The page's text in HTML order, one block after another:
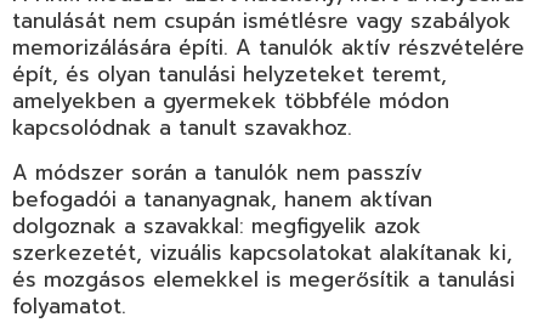
tanulását nem csupán ismétlésre vagy szabályok
memorizálására építi. A tanulók aktív részvételére
épít, és olyan tanulási helyzeteket teremt,
amelyekben a gyermekek többféle módon
kapcsolódnak a tanult szavakhoz.
A módszer során a tanulók nem passzív
befogadói a tananyagnak, hanem aktívan
dolgoznak a szavakkal: megfigyelik azok
szerkezetét, vizuális kapcsolatokat alakítanak ki,
és mozgásos elemekkel is megerősítik a tanulási
folyamatot.